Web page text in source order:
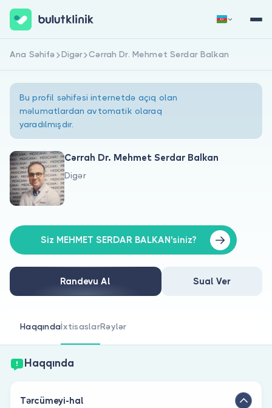
Haqqımızda
Xəstələr üçün
Həkimlər üçün
Qeydiyyat Daxil Ol
Ana Səhifə Digər Cərrah Dr. Mehmet Serdar Balkan
Bu profil səhifəsi internetdə açıq olan
məlumatlardan avtomatik olaraq
yaradılmışdır.
Cərrah Dr. Mehmet Serdar Balkan
Digər
Siz MEHMET SERDAR BALKAN'siniz?
Randevu Al Sual Ver
HaqqındaİxtisaslarRəylər
Haqqında
Tərcümeyi-hal